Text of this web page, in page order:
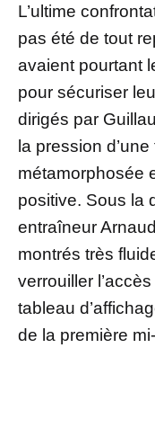
L’ultime
pas été de tout
avaient pourtant
pour sécuriser
dirigés par
la pression
métamorphosée
positive. Sous la
entraîneur
montrés très
verrouiller
tableau
de la première